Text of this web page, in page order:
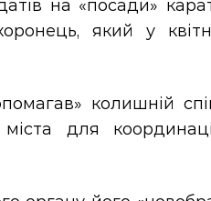
на «посади»
який у
колишній
для